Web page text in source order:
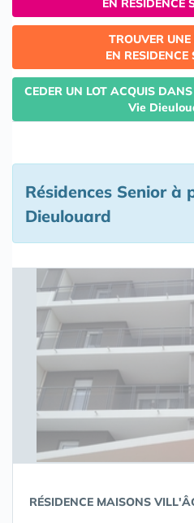
EN RESIDENCE
TROUVER UNE
EN RESIDENCE
CEDER UN LOT ACQUIS
Vie
Résidences Senior à
Dieulouard
RÉSIDENCE MAISONS